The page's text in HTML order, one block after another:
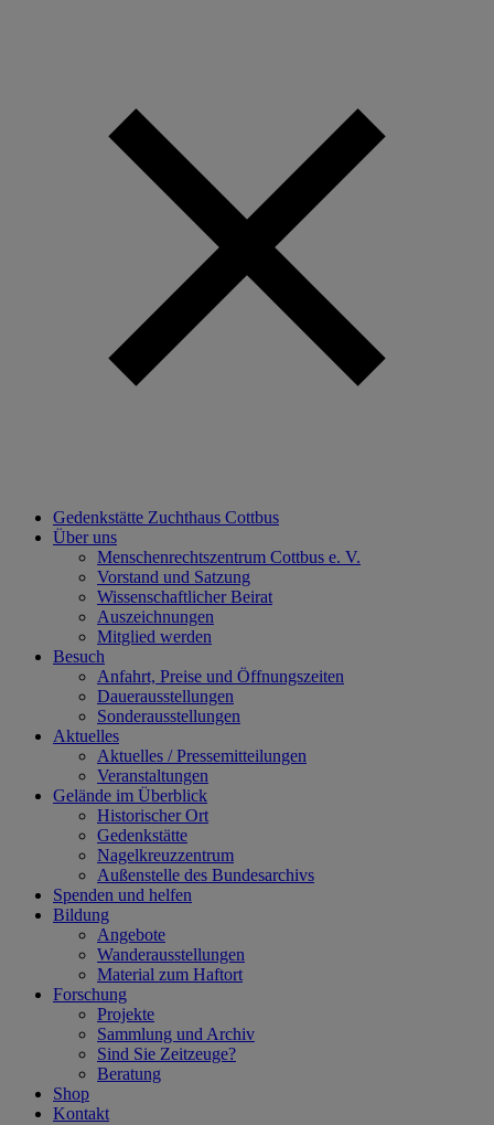
Gedenkstätte Zuchthaus Cottbus
Über uns
Menschenrechtszentrum Cottbus e. V.
Vorstand und Satzung
Wissenschaftlicher Beirat
Auszeichnungen
Mitglied werden
Besuch
Anfahrt, Preise und Öffnungszeiten
Dauerausstellungen
Sonderausstellungen
Aktuelles
Aktuelles / Pressemitteilungen
Veranstaltungen
Gelände im Überblick
Historischer Ort
Gedenkstätte
Nagelkreuzzentrum
Außenstelle des Bundesarchivs
Spenden und helfen
Bildung
Angebote
Wanderausstellungen
Material zum Haftort
Forschung
Projekte
Sammlung und Archiv
Sind Sie Zeitzeuge?
Beratung
Shop
Kontakt